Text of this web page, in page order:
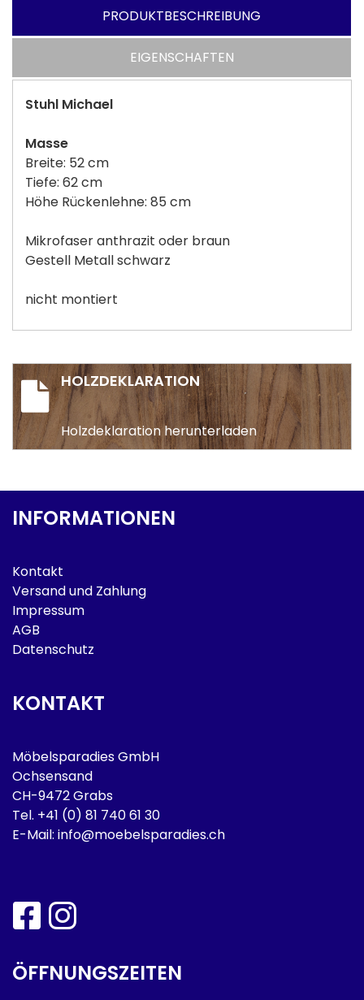
PRODUKTBESCHREIBUNG
EIGENSCHAFTEN
Stuhl Michael
Masse
Breite: 52 cm
Tiefe: 62 cm
Höhe Rückenlehne: 85 cm
Mikrofaser anthrazit oder braun
Gestell Metall schwarz
nicht montiert
HOLZDEKLARATION
Holzdeklaration herunterladen
INFORMATIONEN
Kontakt
Versand und Zahlung
Impressum
AGB
Datenschutz
KONTAKT
Möbelsparadies GmbH
Ochsensand
CH-9472 Grabs
Tel. +41 (0) 81 740 61 30
E-Mail: info@moebelsparadies.ch
ÖFFNUNGSZEITEN